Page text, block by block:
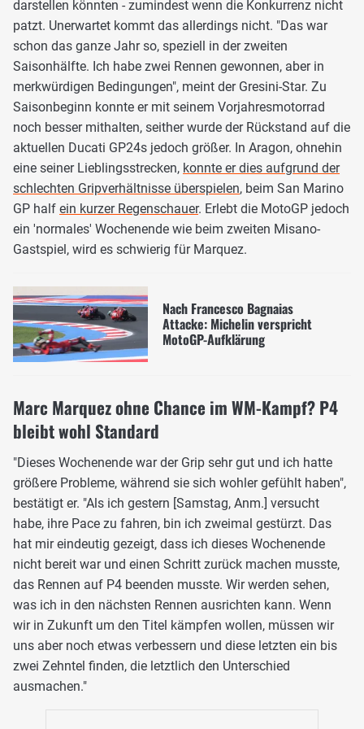
darstellen könnten - zumindest wenn die Konkurrenz nicht
patzt. Unerwartet kommt das allerdings nicht. "Das war
schon das ganze Jahr so, speziell in der zweiten
Saisonhälfte. Ich habe zwei Rennen gewonnen, aber in
merkwürdigen Bedingungen", meint der Gresini-Star. Zu
Saisonbeginn konnte er mit seinem Vorjahresmotorrad
noch besser mithalten, seither wurde der Rückstand auf die
aktuellen Ducati GP24s jedoch größer. In Aragon, ohnehin
eine seiner Lieblingsstrecken, konnte er dies aufgrund der
schlechten Gripverhältnisse überspielen, beim San Marino
GP half ein kurzer Regenschauer. Erlebt die MotoGP jedoch
ein 'normales' Wochenende wie beim zweiten Misano-
Gastspiel, wird es schwierig für Marquez.
Nach Francesco Bagnaias
Attacke: Michelin verspricht
MotoGP-Aufklärung
Marc Marquez ohne Chance im WM-Kampf? P4
bleibt wohl Standard
"Dieses Wochenende war der Grip sehr gut und ich hatte
größere Probleme, während sie sich wohler gefühlt haben",
bestätigt er. "Als ich gestern [Samstag, Anm.] versucht
habe, ihre Pace zu fahren, bin ich zweimal gestürzt. Das
hat mir eindeutig gezeigt, dass ich dieses Wochenende
nicht bereit war und einen Schritt zurück machen musste,
das Rennen auf P4 beenden musste. Wir werden sehen,
was ich in den nächsten Rennen ausrichten kann. Wenn
wir in Zukunft um den Titel kämpfen wollen, müssen wir
uns aber noch etwas verbessern und diese letzten ein bis
zwei Zehntel finden, die letztlich den Unterschied
ausmachen."